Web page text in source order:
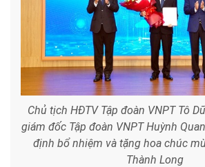
Chủ tịch HĐTV Tập đoàn VNPT Tô
giám đốc Tập đoàn VNPT Huỳnh
định bổ nhiệm và tặng hoa chúc
Thành Long